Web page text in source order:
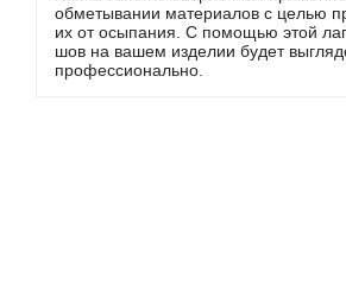
обметывании материалов с целью
их от осыпания. С помощью этой
шов на вашем изделии будет
профессионально.